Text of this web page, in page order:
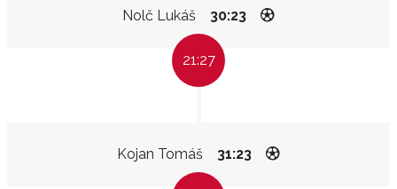
Nolč Lukáš 30:23
21:27
Kojan Tomáš 31:23